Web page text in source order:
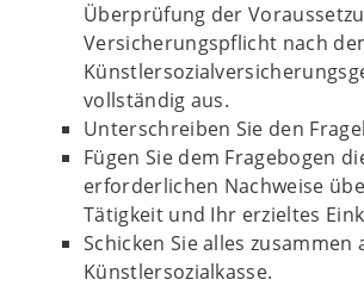
Überprüfung der
Versicherungspflicht nach
vollständig aus.
Unterschreiben Sie den
Fügen Sie dem Fragebogen
erforderlichen Nachweise
Tätigkeit und Ihr erzieltes
Schicken Sie alles zusammen
Künstlersozialkasse.